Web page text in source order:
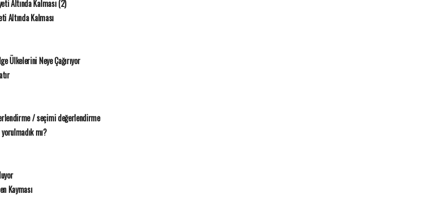
Altında Kalması (2)
Altında Kalması
Ülkelerini Neye Çağırıyor
/ seçimi değerlendirme
mı?
Kayması